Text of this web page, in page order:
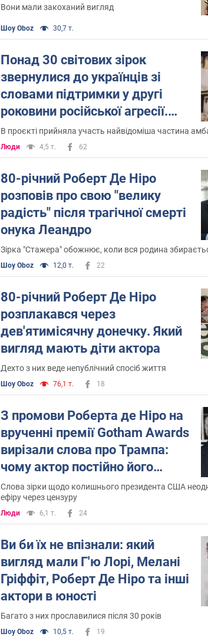
Вони мали закоханий вигляд
Шоу Oboz 30,7 т.
Понад 30 світових зірок
звернулися до українців зі
словами підтримки у другі
роковини російської агресії.
Відео
В проєкті прийняла участь найвідоміша частина
Люди 4,5 т. 62
80-річний Роберт Де Ніро
розповів про свою "велику
радість" після трагічної смерті
онука Леандро
Зірка "Стажера" обожнює, коли вся родина
Шоу Oboz 12,0 т. 22
80-річний Роберт Де Ніро
розплакався через
дев'ятимісячну донечку. Який
вигляд мають діти актора
Дехто з них веде непублічний спосіб життя
Шоу Oboz 76,1 т. 18
З промови Роберта де Ніро на
врученні премії Gotham Awards
вирізали слова про Трампа:
чому актор постійно його
критикує
Слова зірки щодо колишнього президента США
ефіру через цензуру
Люди 6,1 т. 24
Ви би їх не впізнали: який
вигляд мали Г'ю Лорі, Мелані
Гріффіт, Роберт Де Ніро та інші
актори в юності
Багато з них прославилися після 30 років
Шоу Oboz 10,5 т. 19